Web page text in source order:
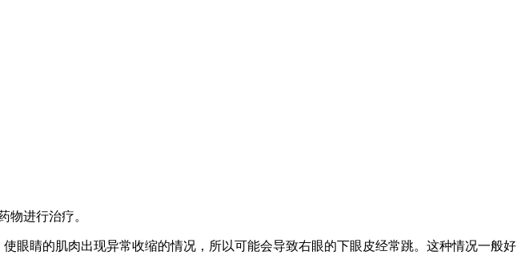
物进行治疗。
眼睛的肌肉出现异常收缩的情况，所以可能会导致右眼的下眼皮经常跳。这种情况一般好